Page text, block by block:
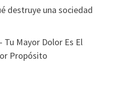
destruye una sociedad
Tu Mayor Dolor Es El
Propósito